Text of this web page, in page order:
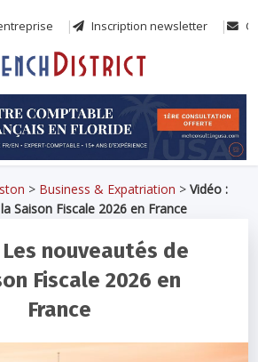
Inscription newsletter
> Business & Expatriation >Vidéo :
Saison Fiscale 2026 en France
nouveautés de
Fiscale 2026 en
France